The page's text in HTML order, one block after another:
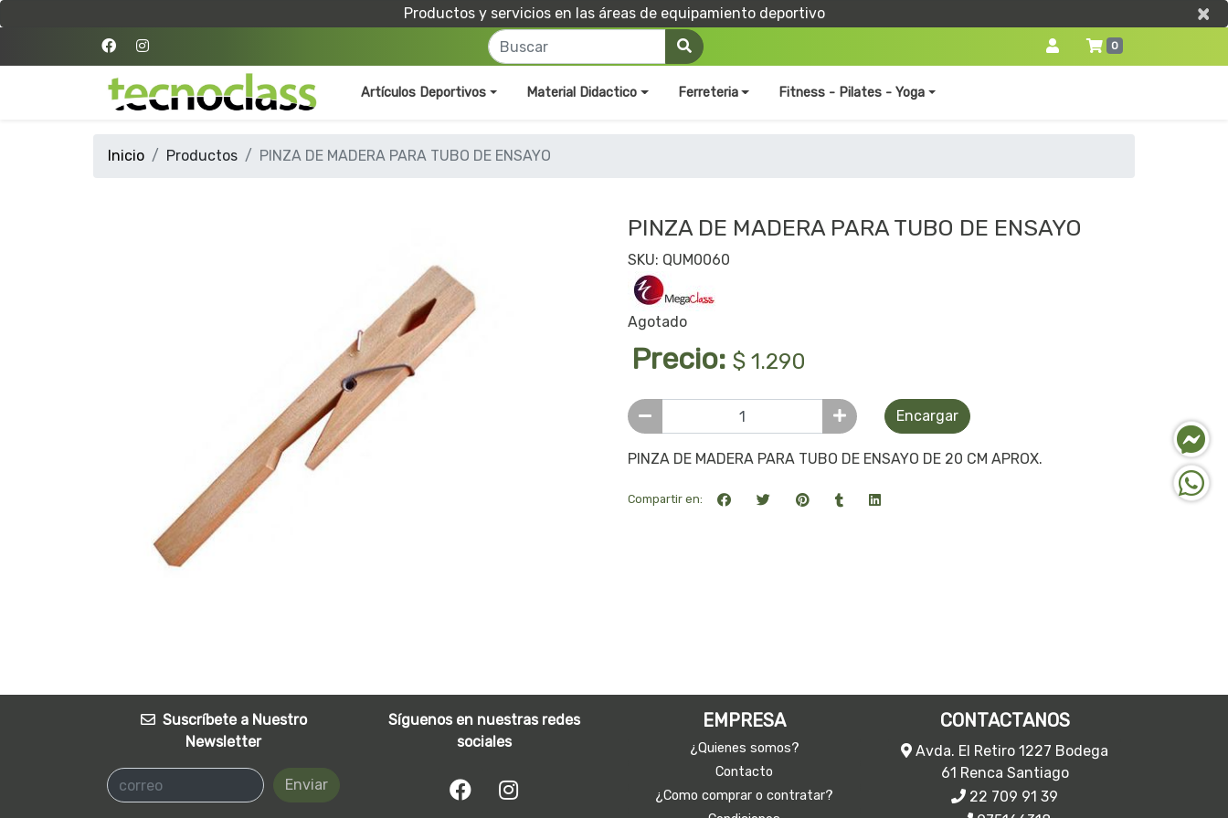
Productos y servicios en las áreas de equipamiento deportivo ×
×
0
Artículos Deportivos Material Didactico Ferreteria Fitness - Pilates - Yoga
Inicio Productos PINZA DE MADERA PARA TUBO DE ENSAYO
PINZA DE MADERA PARA TUBO DE ENSAYO
SKU: QUM0060
Agotado
Precio: $ 1.290
Encargar
PINZA DE MADERA PARA TUBO DE ENSAYO DE 20 CM APROX.
Compartir en:
Suscríbete a Nuestro
Newsletter
Enviar
Síguenos en nuestras redes
sociales
EMPRESA
¿Quienes somos?
Contacto
¿Como comprar o contratar?
CONTACTANOS
Avda. El Retiro 1227 Bodega
61 Renca Santiago
22 709 91 39